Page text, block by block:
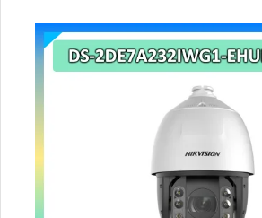
có. Bên cạnh đó, camera còn tích
Công Nghệ AI, mang đến trải